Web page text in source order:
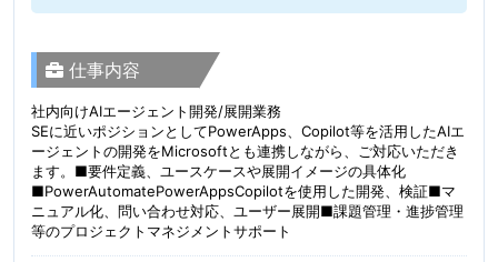
仕事内容
社内向けAIエージェント開発/展開業務
SEに近いポジションとしてPowerApps、Copilot等を活用したAIエ
ージェントの開発をMicrosoftとも連携しながら、ご対応いただき
ます。■要件定義、ユースケースや展開イメージの具体化
■PowerAutomatePowerAppsCopilotを使用した開発、検証■マ
ニュアル化、問い合わせ対応、ユーザー展開■課題管理・進捗管理
等のプロジェクトマネジメントサポート